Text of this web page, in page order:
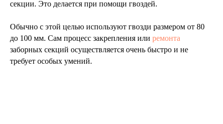
секции. Это делается при помощи гвоздей.
Обычно с этой целью используют гвозди размером от 80
до 100 мм. Сам процесс закрепления или ремонта
заборных секций осуществляется очень быстро и не
требует особых умений.